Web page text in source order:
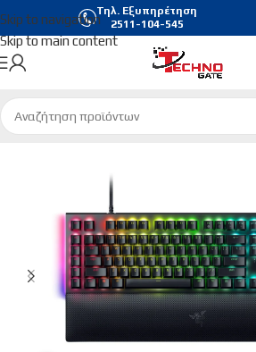
Skip to navigation
Skip to main content
Τηλ. Εξυπηρέτηση
2511-104-545
Αρχική σελίδα/Gaming/Gaming